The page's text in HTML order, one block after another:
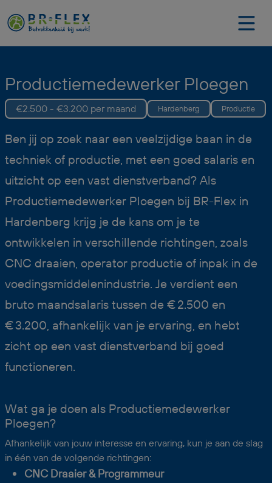
Productiemedewerker Ploegen
€2.500 - €3.200 per maand Hardenberg Productie
Ben jij op zoek naar een veelzijdige baan in de
techniek of productie, met een goed salaris en
uitzicht op een vast dienstverband? Als
Productiemedewerker Ploegen bij BR-Flex in
Hardenberg krijg je de kans om je te
ontwikkelen in verschillende richtingen, zoals
CNC draaien, operator productie of inpak in de
voedingsmiddelenindustrie. Je verdient een
bruto maandsalaris tussen de € 2.500 en
€ 3.200, afhankelijk van je ervaring, en hebt
zicht op een vast dienstverband bij goed
functioneren.
Wat ga je doen als Productiemedewerker
Ploegen?
Afhankelijk van jouw interesse en ervaring, kun je aan de slag
in één van de volgende richtingen:
CNC Draaier & Programmeur